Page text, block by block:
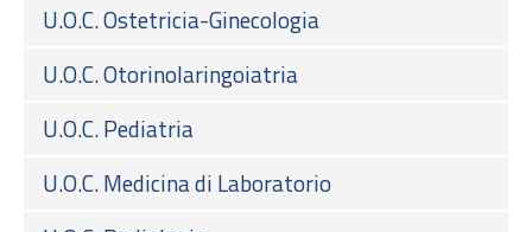
U.O.C. Ostetricia-Ginecologia
U.O.C. Otorinolaringoiatria
U.O.C. Pediatria
U.O.C. Medicina di Laboratorio